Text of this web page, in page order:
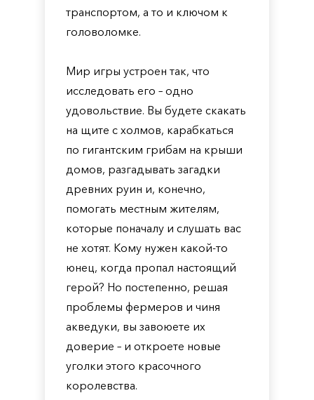
транспортом, а то и ключом к
головоломке.
Мир игры устроен так, что
исследовать его – одно
удовольствие. Вы будете скакать
на щите с холмов, карабкаться
по гигантским грибам на крыши
домов, разгадывать загадки
древних руин и, конечно,
помогать местным жителям,
которые поначалу и слушать вас
не хотят. Кому нужен какой-то
юнец, когда пропал настоящий
герой? Но постепенно, решая
проблемы фермеров и чиня
акведуки, вы завоюете их
доверие – и откроете новые
уголки этого красочного
королевства.